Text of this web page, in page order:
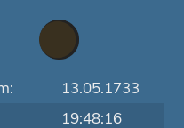
13.05.1733
19:48:16